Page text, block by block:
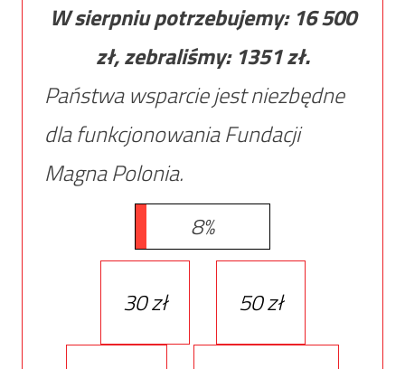
W sierpniu potrzebujemy: 16 500
zł, zebraliśmy: 1351zł.
Państwa wsparcie jest niezbędne
dla funkcjonowania Fundacji
Magna Polonia.
8%
30 zł 50 zł